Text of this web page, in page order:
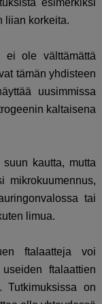
liian korkeita.
ei ole välttämättä
tämän yhdisteen
uusimmissa
kaltaisena
kautta, mutta
mikrokuumennus,
tai
limua.
ftalaatteja voi
ftalaattien
Tutkimuksissa on